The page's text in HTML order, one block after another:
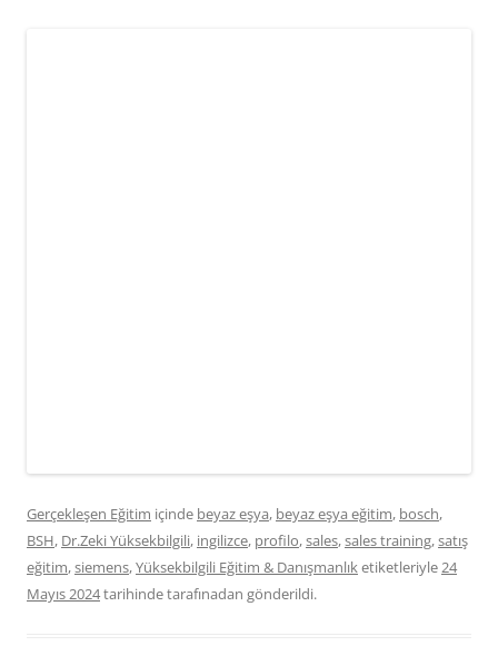
Gerçekleşen Eğitim içinde beyaz eşya, beyaz eşya eğitim, bosch,
BSH, Dr.Zeki Yüksekbilgili, ingilizce, profilo,sales,sales training,satış
eğitim,siemens,Yüksekbilgili Eğitim & Danışmanlıketiketleriyle24
Mayıs 2024tarihindetarafınadan gönderildi.